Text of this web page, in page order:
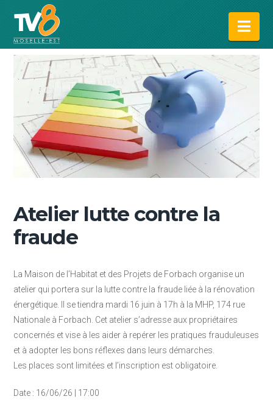
Atelier lutte contre la
fraude
La Maison de l’Habitat et des Projets de Forbach organise un
atelier qui portera sur la lutte contre la fraude liée à la rénovation
énergétique. Il se tiendra mardi 16 juin à 17h à la MHP, 174 rue
Nationale à Forbach. Cet atelier s’adresse aux propriétaires
concernés et vise à les aider à repérer les pratiques frauduleuses
et à adopter les bons réflexes dans leurs démarches.
Les places sont limitées et l’inscription est obligatoire.
Date : 16/06/26 | 17:00